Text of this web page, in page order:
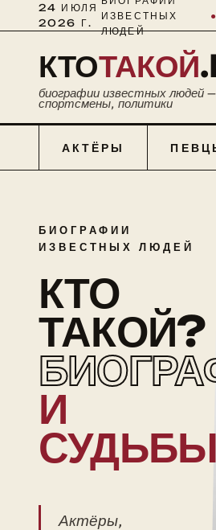
24 ИЮЛЯ
2026 Г.
ИЗВЕСТНЫХ
ЛЮДЕЙ
●
КТОТАКОЙ
биографии известных людей
спортсмены, политики
АКТЁРЫ
БИОГРАФИИ
ИЗВЕСТНЫХ ЛЮДЕЙ
КТО
ТАКОЙ?
И
СУДЬБЫ
Актёры,